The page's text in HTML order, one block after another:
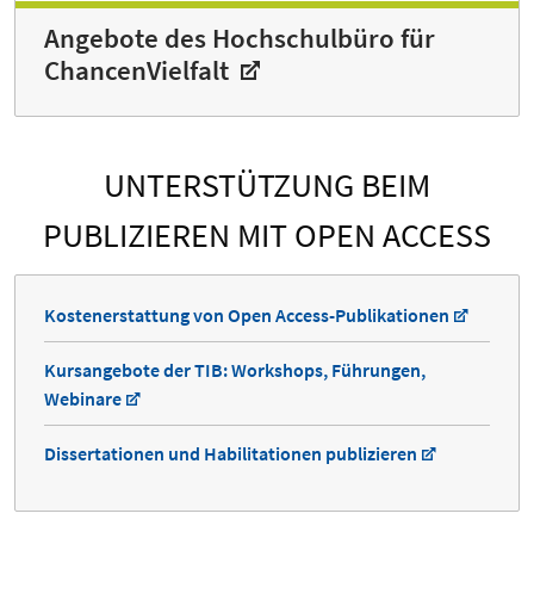
Angebote des Hochschulbüro für
ChancenVielfalt
UNTERSTÜTZUNG BEIM
PUBLIZIEREN MIT OPEN ACCESS
Kostenerstattung von Open Access-Publikationen
Kursangebote der TIB: Workshops, Führungen,
Webinare
Dissertationen und Habilitationen publizieren